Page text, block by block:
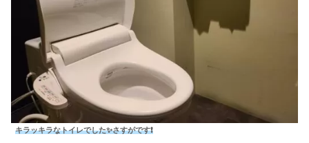
キラッキラなトイレでした✨さすがです❗